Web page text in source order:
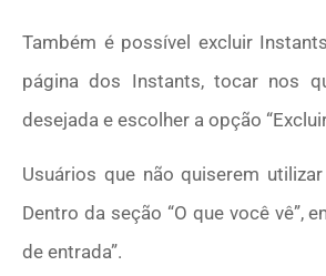
Também é possível excluir
página dos Instants, tocar nos
desejada e escolher a opção
Usuários que não quiserem
Dentro da seção “O que você vê”,
de entrada”.